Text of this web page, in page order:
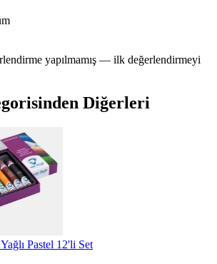
yapılmamış — ilk değerlendirmeyi
Diğerleri
Pastel 12'li Set